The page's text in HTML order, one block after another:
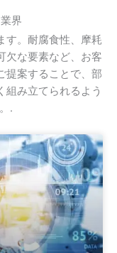
界
す。耐腐食性、摩耗
欠な要素など、お客
提案することで、部
組み立てられるよう
.